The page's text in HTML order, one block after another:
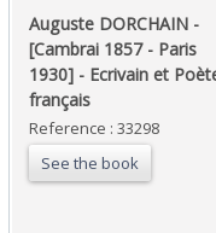
‎Auguste DORCHAIN -
[Cambrai 1857 - Paris
1930] - Ecrivain et
français‎
Reference : 33298
See the book